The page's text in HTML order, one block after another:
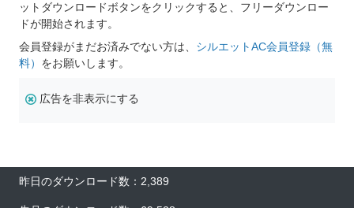
ットダウンロードボタンをクリックすると、フリーダウンロー
ドが開始されます。
会員登録がまだお済みでない方は、 シルエットAC会員登録（無
料） をお願いします。
広告を非表示にする
昨日のダウンロード数：2,389